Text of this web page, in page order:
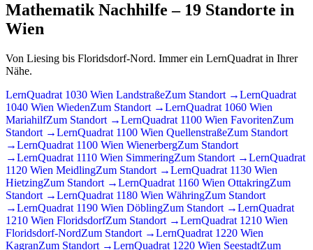
Mathematik Nachhilfe – 19 Standorte in
Wien
Von Liesing bis Floridsdorf-Nord. Immer ein LernQuadrat in Ihrer
Nähe.
LernQuadrat 1030 Wien LandstraßeZum Standort →LernQuadrat
1040 Wien WiedenZum Standort →LernQuadrat 1060 Wien
MariahilfZum Standort →LernQuadrat 1100 Wien FavoritenZum
Standort →LernQuadrat 1100 Wien QuellenstraßeZum Standort
→LernQuadrat 1100 Wien WienerbergZum Standort
→LernQuadrat 1110 Wien SimmeringZum Standort →LernQuadrat
1120 Wien MeidlingZum Standort →LernQuadrat 1130 Wien
HietzingZum Standort →LernQuadrat 1160 Wien OttakringZum
Standort →LernQuadrat 1180 Wien WähringZum Standort
→LernQuadrat 1190 Wien DöblingZum Standort →LernQuadrat
1210 Wien FloridsdorfZum Standort →LernQuadrat 1210 Wien
Floridsdorf-NordZum Standort →LernQuadrat 1220 Wien
KagranZum Standort →LernQuadrat 1220 Wien SeestadtZum